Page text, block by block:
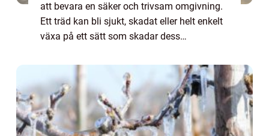
att bevara en säker och trivsam omgivning.
Ett träd kan bli sjukt, skadat eller helt enkelt
växa på ett sätt som skadar dess